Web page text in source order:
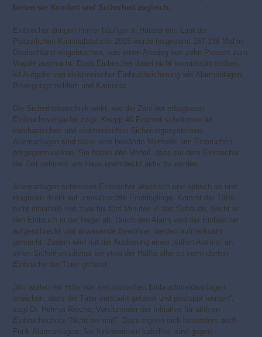
bieten sie Komfort und Sicherheit zugleich.
Einbrecher dringen immer häufiger in Häuser ein. Laut der
Polizeilichen Kriminalstatistik 2015 wurde insgesamt 167.136 Mal in
Deutschland eingebrochen, was einen Anstieg von zehn Prozent zum
Vorjahr ausmacht. Dass Einbrecher dabei nicht unentdeckt bleiben,
ist Aufgabe von elektronischer Einbruchsicherung wie Alarmanlagen,
Bewegungsmeldern und Kameras.
Die Sicherheitstechnik wirkt, wie die Zahl der erfolglosen
Einbruchsversuche zeigt: Knapp 40 Prozent scheiterten an
mechanischen und elektronischen Sicherungssystemen.
Alarmanlagen sind dabei eine bewährte Methode, um Einbrüchen
entgegenzuwirken. Sie haben den Vorteil, dass sie dem Einbrecher
die Zeit nehmen, am Haus unentdeckt aktiv zu werden.
Alarmanlagen schrecken Einbrecher akustisch und optisch ab und
reagieren direkt auf unerwünschte Eindringlinge. Kommt der Täter
nicht innerhalb von zwei bis fünf Minuten in das Gebäude, bricht er
den Einbruch in der Regel ab. Durch den Alarm wird der Einbrecher
aufgeschreckt und anwesende Bewohner werden aufmerksam
gemacht. Zudem wird mit der Auslösung eines „stillen Alarms“ an
einen Sicherheitsdienst bei etwa der Hälfte aller so verhinderten
Einbrüche der Täter gefasst.
„Wir wollen mit Hilfe von elektronischen Einbruchmeldeanlagen
erreichen, dass die Täter verstärkt gefasst und gestoppt werden“,
sagt Dr. Helmut Rieche, Vorsitzender der Initiative für aktiven
Einbruchschutz “Nicht bei mir!”. Dazu eignen sich besonders auch
Funk-Alarmanlagen. Sie funktionieren kabellos, sind gegen